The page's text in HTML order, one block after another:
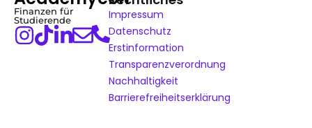
Finanzen für
Studierende
Impressum
Datenschutz
Erstinformation
Transparenzverordnung
Nachhaltigkeit
Barrierefreiheitserklärung